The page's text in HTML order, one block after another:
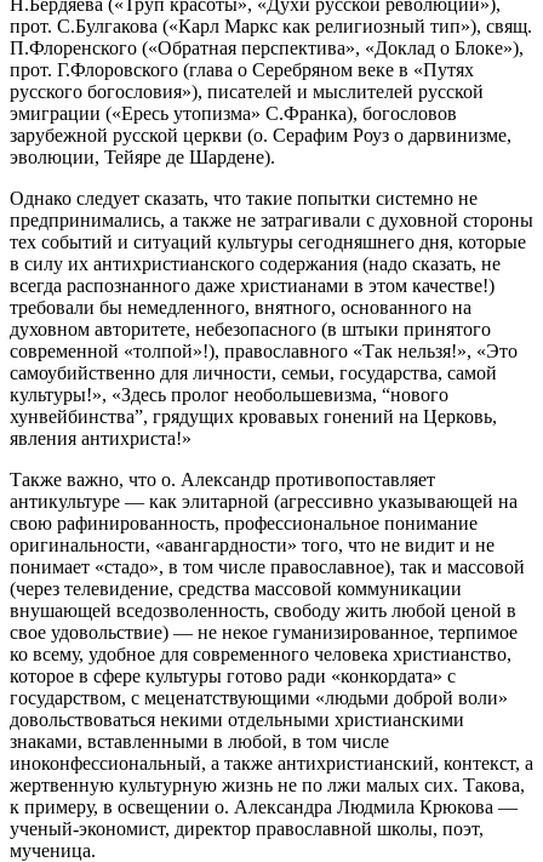
прот. С.Булгакова («Карл Маркс как религиозный тип»), свящ.
П.Флоренского («Обратная перспектива», «Доклад о Блоке»),
прот. Г.Флоровского (глава о Серебряном веке в «Путях
русского богословия»), писателей и мыслителей русской
эмиграции («Ересь утопизма» С.Франка), богословов
зарубежной русской церкви (о. Серафим Роуз о дарвинизме,
эволюции, Тейяре де Шардене).
Однако следует сказать, что такие попытки системно не
предпринимались, а также не затрагивали с духовной стороны
тех событий и ситуаций культуры сегодняшнего дня, которые
в силу их антихристианского содержания (надо сказать, не
всегда распознанного даже христианами в этом качестве!)
требовали бы немедленного, внятного, основанного на
духовном авторитете, небезопасного (в штыки принятого
современной «толпой»!), православного «Так нельзя!», «Это
самоубийственно для личности, семьи, государства, самой
культуры!», «Здесь пролог необольшевизма, “нового
хунвейбинства”, грядущих кровавых гонений на Церковь,
явления антихриста!»
Также важно, что о. Александр противопоставляет
антикультуре — как элитарной (агрессивно указывающей на
свою рафинированность, профессиональное понимание
оригинальности, «авангардности» того, что не видит и не
понимает «стадо», в том числе православное), так и массовой
(через телевидение, средства массовой коммуникации
внушающей вседозволенность, свободу жить любой ценой в
свое удовольствие) — не некое гуманизированное, терпимое
ко всему, удобное для современного человека христианство,
которое в сфере культуры готово ради «конкордата» с
государством, с меценатствующими «людьми доброй воли»
довольствоваться некими отдельными христианскими
знаками, вставленными в любой, в том числе
иноконфессиональный, а также антихристианский, контекст, а
жертвенную культурную жизнь не по лжи малых сих. Такова,
к примеру, в освещении о. Александра Людмила Крюкова —
ученый-экономист, директор православной школы, поэт,
мученица.